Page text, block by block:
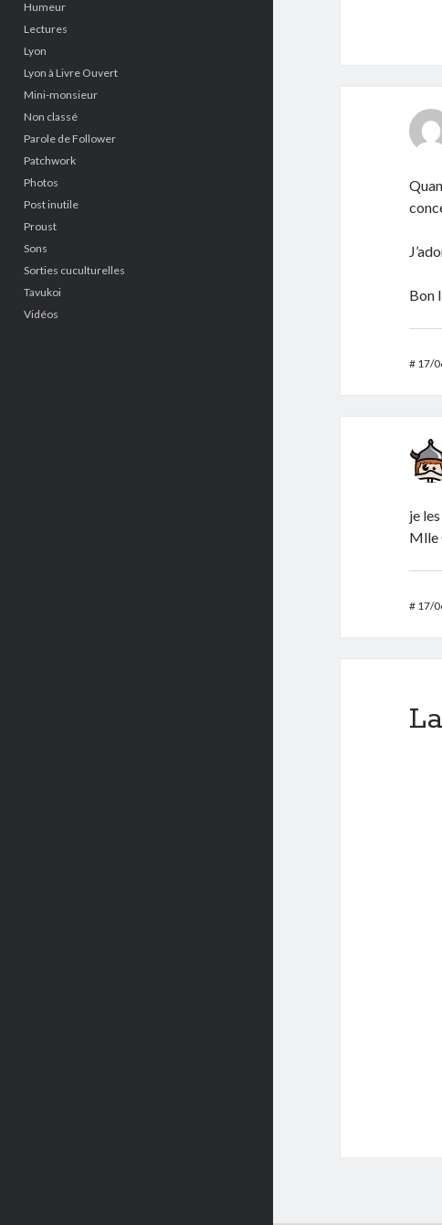
Humeur
Lectures
Lyon
Lyon à Livre Ouvert
Mini-monsieur
Non classé
Parole de Follower
Patchwork
Photos
Post inutile
Proust
Sons
Sorties cuculturelles
Tavukoi
Vidéos
Bon
# 17/
je
Mlle
# 17/